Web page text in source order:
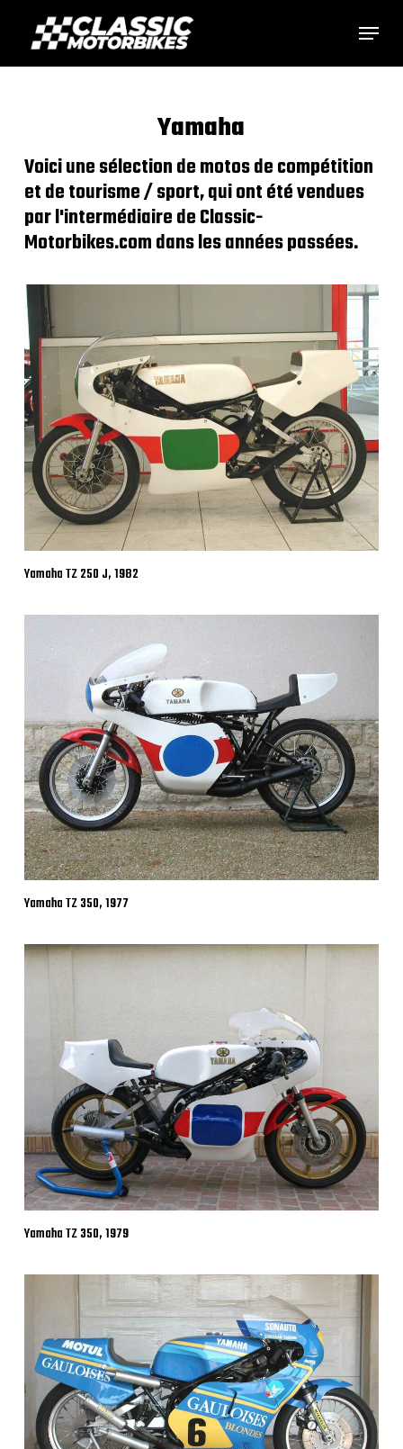
main
Menu
Yamaha
Voici une sélection de motos de compétition
et de tourisme / sport, qui ont été vendues
par l'intermédiaire de Classic-
Motorbikes.com dans les années passées.
Yamaha TZ 250 J, 1982
Yamaha TZ 350, 1977
Yamaha TZ 350, 1979